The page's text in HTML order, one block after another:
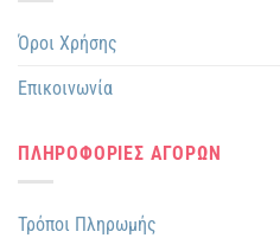
Όροι Χρήσης
Επικοινωνία
ΠΛΗΡΟΦΟΡΙΕΣ ΑΓΟΡΩΝ
Τρόποι Πληρωμής